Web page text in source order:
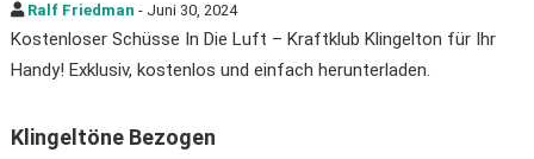
Ralf Friedman - Juni 30, 2024
Kostenloser Schüsse In Die Luft – Kraftklub Klingelton für Ihr
Handy! Exklusiv, kostenlos und einfach herunterladen.
Klingeltöne Bezogen